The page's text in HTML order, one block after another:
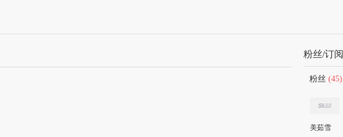
粉丝/订阅
粉丝 (45)
美茹雪